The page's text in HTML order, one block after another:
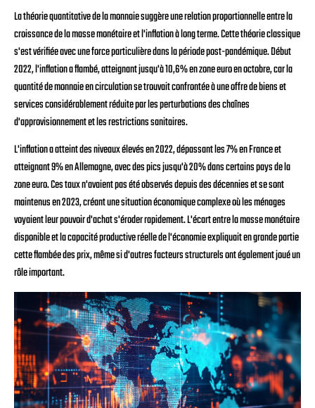
La théorie quantitative de la monnaie suggère une relation proportionnelle entre la
croissance de la masse monétaire et l'inflation à long terme. Cette théorie classique
s'est vérifiée avec une force particulière dans la période post-pandémique. Début
2022, l'inflation a flambé, atteignant jusqu'à 10,6% en zone euro en octobre, car la
quantité de monnaie en circulation se trouvait confrontée à une offre de biens et
services considérablement réduite par les perturbations des chaînes
d'approvisionnement et les restrictions sanitaires.
L'inflation a atteint des niveaux élevés en 2022, dépassant les 7% en France et
atteignant 9% en Allemagne, avec des pics jusqu'à 20% dans certains pays de la
zone euro. Ces taux n'avaient pas été observés depuis des décennies et se sont
maintenus en 2023, créant une situation économique complexe où les ménages
voyaient leur pouvoir d'achat s'éroder rapidement. L'écart entre la masse monétaire
disponible et la capacité productive réelle de l'économie expliquait en grande partie
cette flambée des prix, même si d'autres facteurs structurels ont également joué un
rôle important.